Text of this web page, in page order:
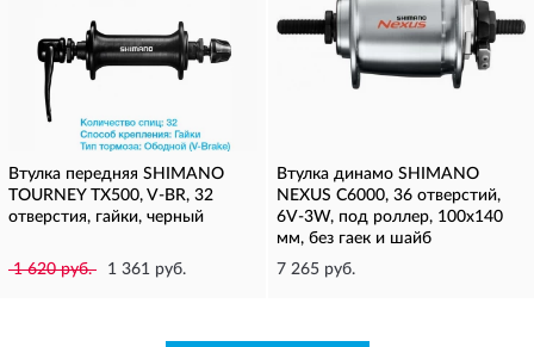
Втулка передняя SHIMANO
TOURNEY TX500, V-BR, 32
отверстия, гайки, черный
1 620 руб. 1 361 руб.
Втулка динамо SHIMANO
NEXUS C6000, 36 отверстий,
6V-3W, под роллер, 100x140
мм, без гаек и шайб
7 265 руб.